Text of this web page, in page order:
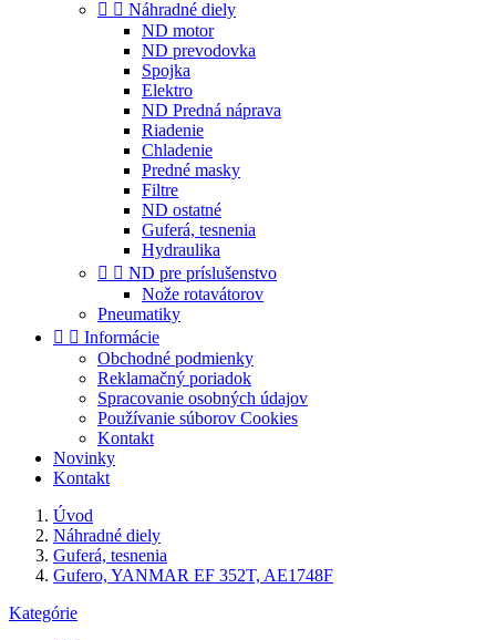
  Náhradné diely
ND motor
ND prevodovka
Spojka
Elektro
ND Predná náprava
Riadenie
Chladenie
Predné masky
Filtre
ND ostatné
Guferá, tesnenia
Hydraulika
  ND pre príslušenstvo
Nože rotavátorov
Pneumatiky
  Informácie
Obchodné podmienky
Reklamačný poriadok
Spracovanie osobných údajov
Používanie súborov Cookies
Kontakt
Novinky
Kontakt
Úvod
Náhradné diely
Guferá, tesnenia
Gufero, YANMAR EF 352T, AE1748F
Kategórie